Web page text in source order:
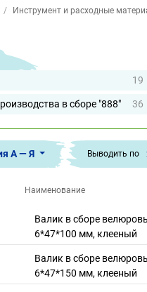
Инструмент и расходные
19
в сборе "888" 36
А — Я Выводить по
Наименование
Валик в сборе
6*47*100 мм, клееный
Валик в сборе
6*47*150 мм, клееный